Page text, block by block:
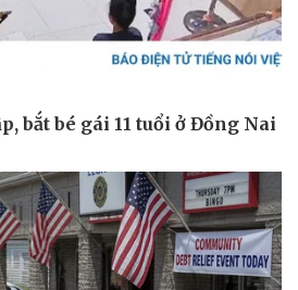
Vũ khí
Việt Nam
Phân tích